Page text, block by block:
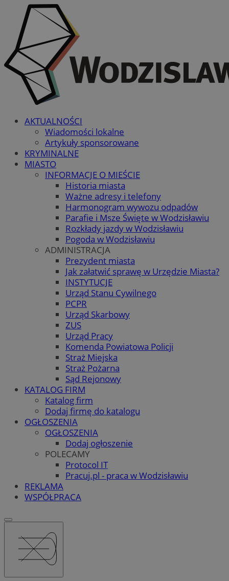
AKTUALNOŚCI
Wiadomości lokalne
Artykuły sponsorowane
KRYMINALNE
MIASTO
INFORMACJE O MIEŚCIE
Historia miasta
Ważne adresy i telefony
Harmonogram wywozu odpadów
Parafie i Msze Święte w Wodzisławiu
Rozkłady jazdy w Wodzisławiu
Pogoda w Wodzisławiu
ADMINISTRACJA
Prezydent miasta
Jak załatwić sprawę w Urzędzie Miasta?
INSTYTUCJE
Urząd Stanu Cywilnego
PCPR
Urząd Skarbowy
ZUS
Urząd Pracy
Komenda Powiatowa Policji
Straż Miejska
Straż Pożarna
Sąd Rejonowy
KATALOG FIRM
Katalog firm
Dodaj firmę do katalogu
OGŁOSZENIA
OGŁOSZENIA
Dodaj ogłoszenie
POLECAMY
Protocol IT
Pracuj.pl - praca w Wodzisławiu
REKLAMA
WSPÓŁPRACA